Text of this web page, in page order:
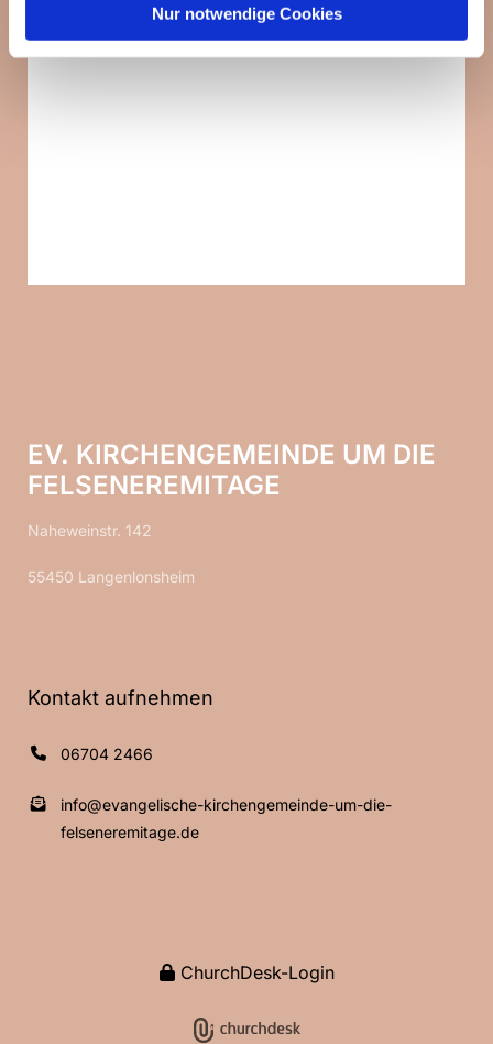
Nur notwendige Cookies
EV. KIRCHENGEMEINDE UM DIE
FELSENEREMITAGE
Naheweinstr. 142
55450 Langenlonsheim
Kontakt aufnehmen
06704 2466
info@evangelische-kirchengemeinde-um-die-
felseneremitage.de
ChurchDesk-Login